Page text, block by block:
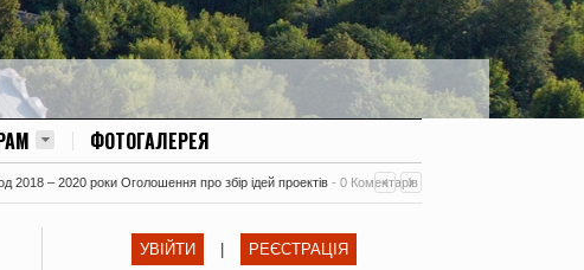
ФОТОГАЛЕРЕЯ
2018 – 2020 роки Оголошення про збір ідей проектів - 0 Коментарів
УВІЙТИ РЕЄСТРАЦІЯ